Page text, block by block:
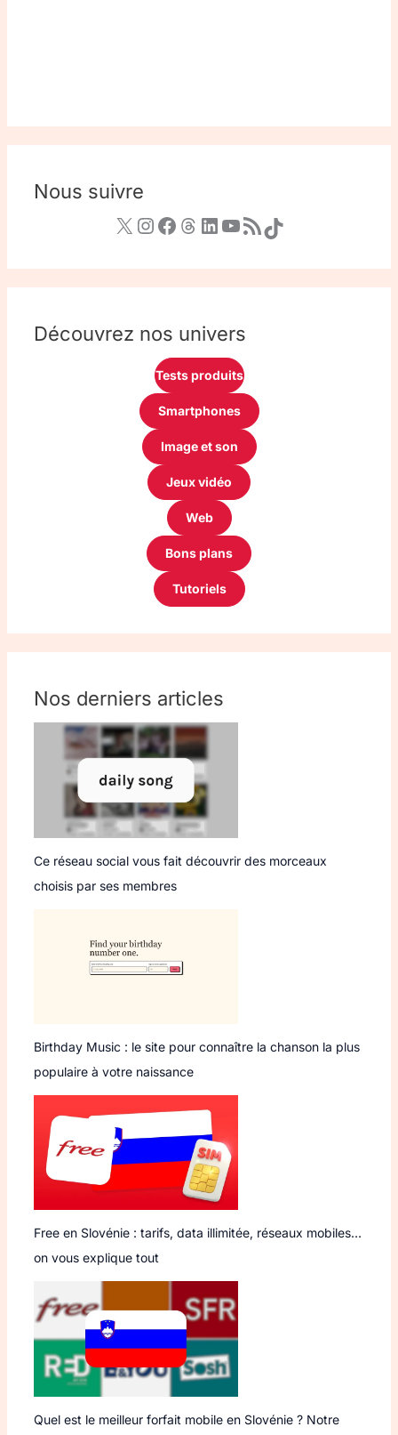
Nous suivre
Découvrez nos univers
Tests produits
Smartphones
Image et son
Jeux vidéo
Web
Bons plans
Tutoriels
Nos derniers articles
Ce réseau social vous fait découvrir des morceaux
choisis par ses membres
Birthday Music : le site pour connaître la chanson la plus
populaire à votre naissance
Free en Slovénie : tarifs, data illimitée, réseaux mobiles…
on vous explique tout
Quel est le meilleur forfait mobile en Slovénie ? Notre